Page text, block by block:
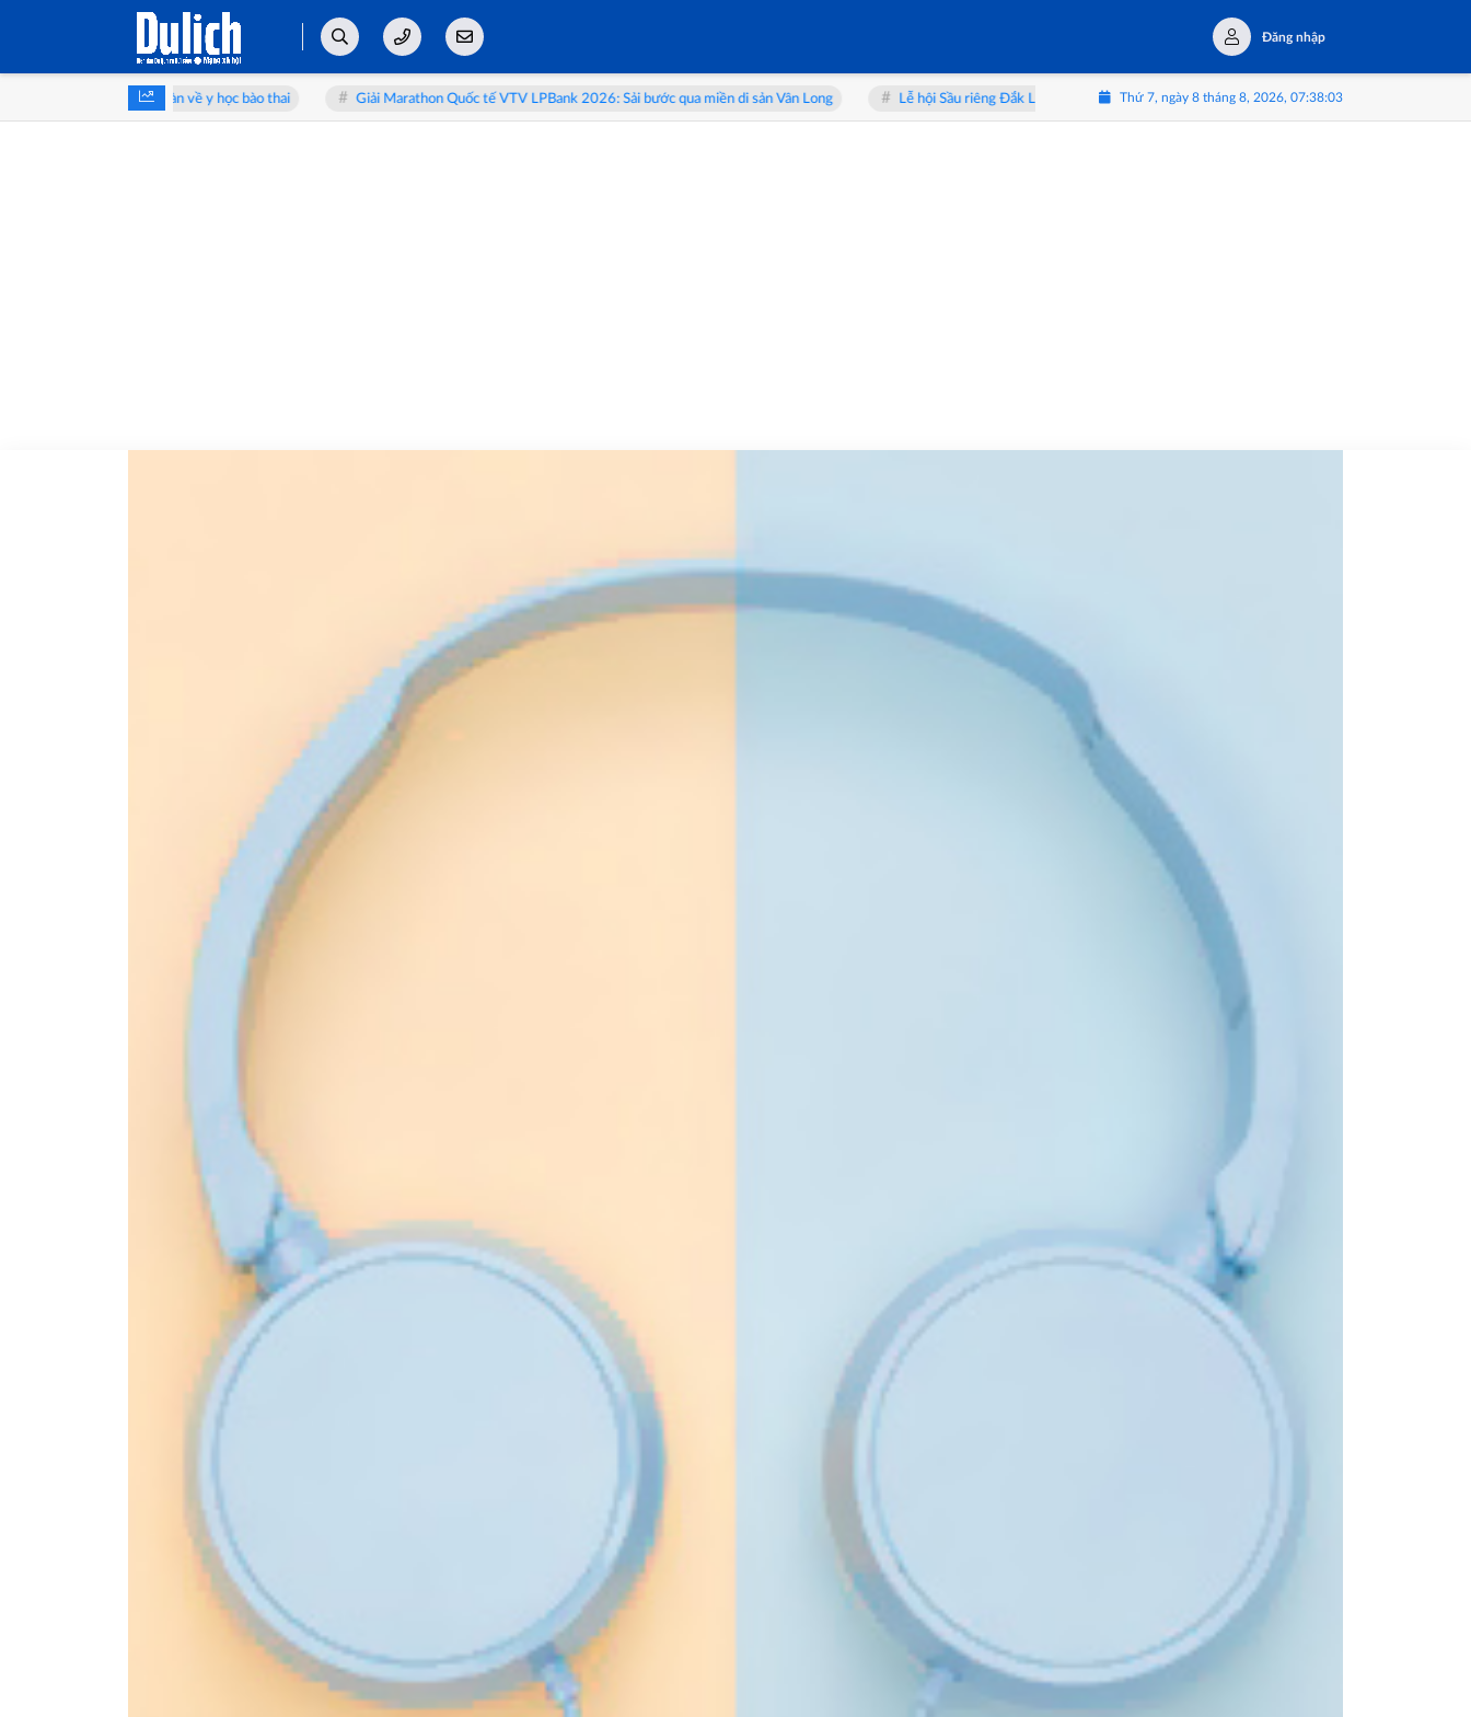
Đăng nhập
bàn về y học bào thai Giải Marathon Quốc tế VTV LPBank 2026: Sải bước qua miền di sản Vân Long Lễ hội Sầu riêng Đắk Lắk 2026: Từ “vua trái cây” đến hành trình trải nghiệm Tây Nguyên
Thứ 7, ngày 8 tháng 8, 2026, 07:38:05